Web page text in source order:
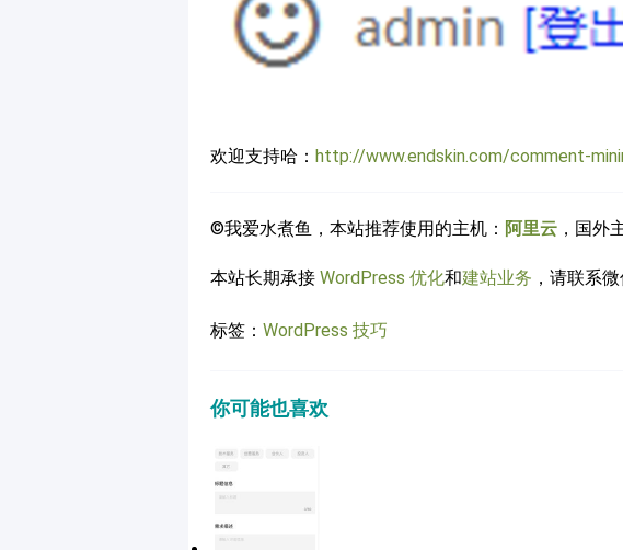
欢迎支持哈： http://www.endskin.com/comment-
©我爱水煮鱼，本站推荐使用的主机： 阿里云 ，国外
本站长期承接 WordPress 优化和建站业务 ，请联系
标签： WordPress 技巧
你可能也喜欢